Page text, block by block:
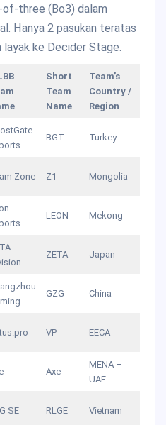
of-three (Bo3) dalam
Hanya 2 pasukan teratas
layak ke Decider Stage.
Short
Team
Name
Team’s
Country /
Region
BGT Turkey
Zone Z1 Mongolia
LEON Mekong
ZETA Japan
GZG China
VP EECA
Axe
MENA –
UAE
SE RLGE Vietnam